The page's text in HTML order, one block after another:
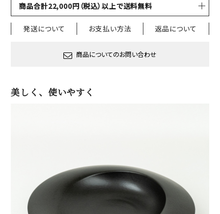
商品合計22,000円（税込）以上で送料無料
発送について お支払い方法 返品について
商品についてのお問い合わせ
美しく、使いやすく